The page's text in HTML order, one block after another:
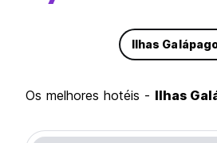
Ilhas
Os melhores hotéis - Ilhas